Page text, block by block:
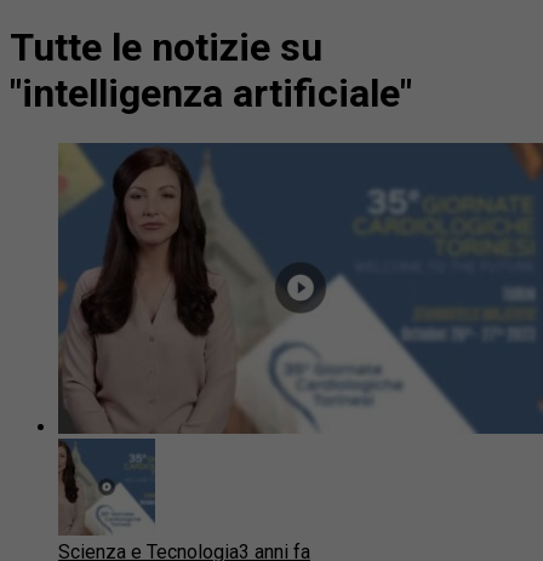
Tutte le notizie su
"intelligenza artificiale"
Scienza e Tecnologia3 anni fa